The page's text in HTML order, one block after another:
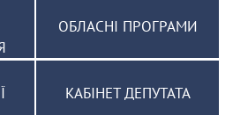
ОБЛАСНІ ПРОГРАМИ
КАБІНЕТ ДЕПУТАТА